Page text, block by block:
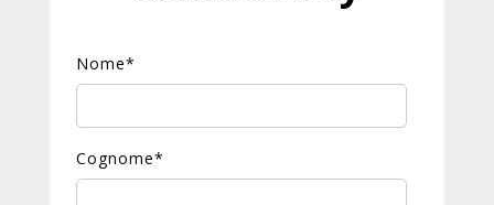
Nome*
Cognome*